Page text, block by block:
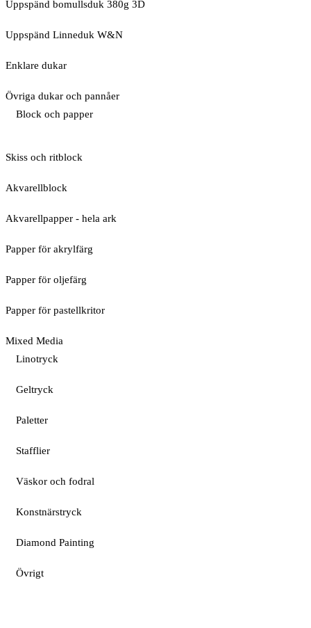
Uppspänd bomullsduk 380g 3D
Uppspänd Linneduk W&N
Enklare dukar
Övriga dukar och pannåer
Block och papper
Skiss och ritblock
Akvarellblock
Akvarellpapper - hela ark
Papper för akrylfärg
Papper för oljefärg
Papper för pastellkritor
Mixed Media
Linotryck
Geltryck
Paletter
Stafflier
Väskor och fodral
Konstnärstryck
Diamond Painting
Övrigt